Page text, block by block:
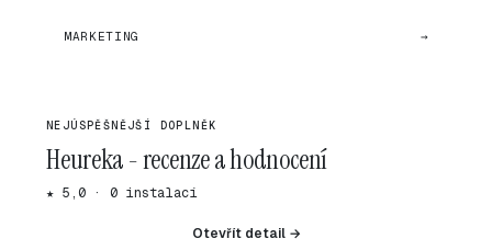
MARKETING →
NEJÚSPĚŠNĚJŠÍ DOPLNĚK
Heureka - recenze a hodnocení
★ 5,0 · 0 instalací
Otevřít detail →